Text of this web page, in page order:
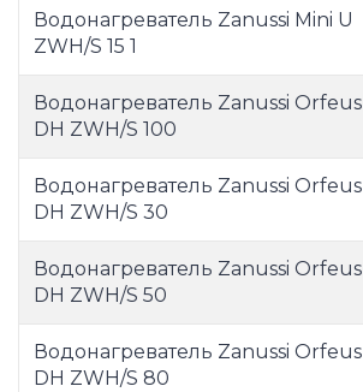
Водонагреватель Zanussi Mini U
ZWH/S 15 1
Водонагреватель Zanussi Orfeus
DH ZWH/S 100
Водонагреватель Zanussi Orfeus
DH ZWH/S 30
Водонагреватель Zanussi Orfeus
DH ZWH/S 50
Водонагреватель Zanussi Orfeus
DH ZWH/S 80